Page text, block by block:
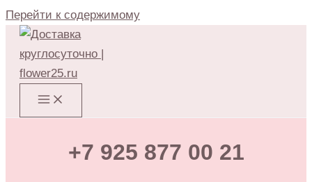
Перейти к содержимому
+7 925 877 00 21